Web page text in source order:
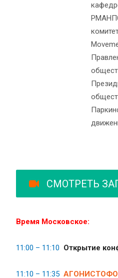
СМОТРЕТЬ
Время Московское:
11:00 – 11:10 Открытие
11:10 – 11:35